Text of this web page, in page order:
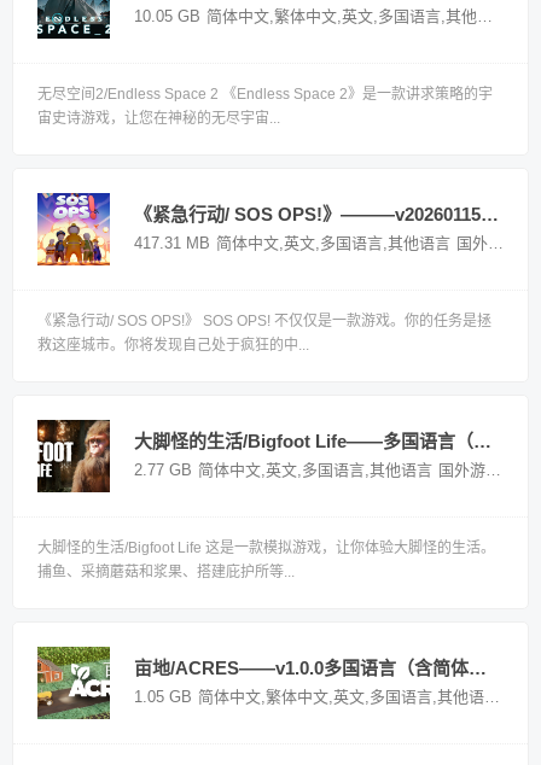
10.05 GB 简体中文,繁体中文,英文,多国语言,其他语言
无尽空间2/Endless Space 2 《Endless Space 2》是一款讲求策略的宇
宙史诗游戏，让您在神秘的无尽宇宙...
《紧急行动/ SOS OPS!》———v20260115多国语言（含简体中文）免安装解压即玩版
417.31 MB 简体中文,英文,多国语言,其他语言 国外游戏
《紧急行动/ SOS OPS!》 SOS OPS! 不仅仅是一款游戏。你的任务是拯
救这座城市。你将发现自己处于疯狂的中...
大脚怪的生活/Bigfoot Life——多国语言（含简体中文）免安装解压即玩版
2.77 GB 简体中文,英文,多国语言,其他语言 国外游戏
大脚怪的生活/Bigfoot Life 这是一款模拟游戏，让你体验大脚怪的生活。
捕鱼、采摘蘑菇和浆果、搭建庇护所等...
亩地/ACRES——v1.0.0多国语言（含简体中文）免安装解压即玩版
1.05 GB 简体中文,繁体中文,英文,多国语言,其他语言